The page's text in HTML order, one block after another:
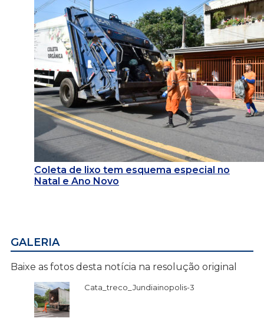
Coleta de lixo tem esquema especial no
Natal e Ano Novo
GALERIA
Baixe as fotos desta notícia na resolução original
Cata_treco_Jundiainopolis-3